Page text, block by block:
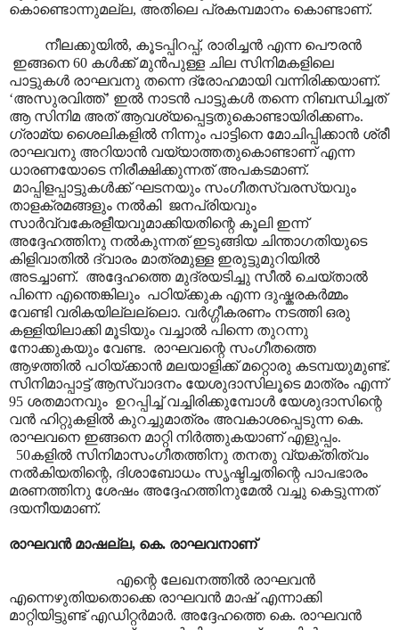
കൊണ്ടൊന്നുമല്ല, അതിലെ പ്രകമ്പമാനം കൊണ്ടാണ്.
നീലക്കുയിൽ, കൂടപ്പിറപ്പ്, രാരിച്ചൻ എന്ന പൌരൻ
ഇങ്ങനെ 60 കൾക്ക് മുൻപുള്ള ചില സിനിമകളിലെ
പാട്ടുകൾ രാഘവനു തന്നെ ദ്രോഹമായി വന്നിരിക്കയാണ്.
‘അസുരവിത്ത്’ ഇൽ നാടൻ പാട്ടുകൾ തന്നെ നിബന്ധിച്ചത്
ആ സിനിമ അത് ആവശ്യപ്പെട്ടതുകൊണ്ടായിരിക്കണം.
ഗ്രാമ്യ ശൈലികളിൽ നിന്നും പാട്ടിനെ മോചിപ്പിക്കാൻ ശ്രീ
രാഘവനു അറിയാൻ വയ്യാത്തതുകൊണ്ടാണ് എന്ന
ധാരണയോടെ നിരീക്ഷിക്കുന്നത് അപകടമാണ്.
മാപ്പിളപ്പാട്ടുകൾക്ക് ഘടനയും സംഗീതസ്വരസ്യവും
താളക്രമങ്ങളും നൽകി ജനപ്രിയവും
സാർവ്വകേരളീയവുമാക്കിയതിന്റെ കൂലി ഇന്ന്
അദ്ദേഹത്തിനു നൽകുന്നത് ഇടുങ്ങിയ ചിന്താഗതിയുടെ
കിളിവാതിൽ ദ്വാരം മാത്രമുള്ള ഇരുട്ടുമുറിയിൽ
അടച്ചാണ്. അദ്ദേഹത്തെ മുദ്രയടിച്ചു സീൽ ചെയ്താൽ
പിന്നെ എന്തെങ്കിലും പഠിയ്ക്കുക എന്ന ദുഷ്കരകർമ്മം
വേണ്ടി വരികയില്ലല്ലൊ. വർഗ്ഗീകരണം നടത്തി ഒരു
കള്ളിയിലാക്കി മൂടിയും വച്ചാൽ പിന്നെ തുറന്നു
നോക്കുകയും വേണ്ട. രാഘവന്റെ സംഗീതത്തെ
ആഴത്തിൽ പഠിയ്ക്കാൻ മലയാളിക്ക് മറ്റൊരു കടമ്പയുമുണ്ട്.
സിനിമാപ്പാട്ട് ആസ്വാദനം യേശുദാസിലൂടെ മാത്രം എന്ന്
95 ശതമാനവും ഉറപ്പിച്ച് വച്ചിരിക്കുമ്പോൾ യേശുദാസിന്റെ
വൻ ഹിറ്റുകളിൽ കുറച്ചുമാത്രം അവകാശപ്പെടുന്ന കെ.
രാഘവനെ ഇങ്ങനെ മാറ്റി നിർത്തുകയാണ് എളുപ്പം.
50കളിൽ സിനിമാസംഗീതത്തിനു തനതു വ്യക്തിത്വം
നൽകിയതിന്റെ, ദിശാബോധം സൃഷ്ടിച്ചതിന്റെ പാപഭാരം
മരണത്തിനു ശേഷം അദ്ദേഹത്തിനുമേൽ വച്ചു കെട്ടുന്നത്
ദയനീയമാണ്.
രാഘവൻ മാഷല്ല, കെ. രാഘവനാണ്
എന്റെ ലേഖനത്തിൽ രാഘവൻ
എന്നെഴുതിയതൊക്കെ രാഘവൻ മാഷ് എന്നാക്കി
മാറ്റിയിട്ടുണ്ട് എഡിറ്റർമാർ. അദ്ദേഹത്തെ കെ. രാഘവൻ